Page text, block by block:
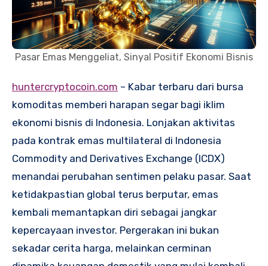
Pasar Emas Menggeliat, Sinyal Positif Ekonomi Bisnis
huntercryptocoin.com – Kabar terbaru dari bursa
komoditas memberi harapan segar bagi iklim
ekonomi bisnis di Indonesia. Lonjakan aktivitas
pada kontrak emas multilateral di Indonesia
Commodity and Derivatives Exchange (ICDX)
menandai perubahan sentimen pelaku pasar. Saat
ketidakpastian global terus berputar, emas
kembali memantapkan diri sebagai jangkar
kepercayaan investor. Pergerakan ini bukan
sekadar cerita harga, melainkan cerminan